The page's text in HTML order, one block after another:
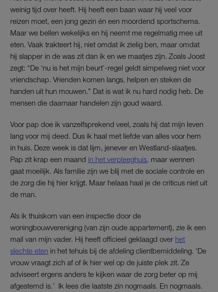
weinig tijd over heeft. Hij heeft een baan waar hij veel voor
reizen moet, een jong gezin én een moordend sportschema.
Maar we bellen wekelijks en hij neemt me regelmatig mee uit
eten. Vaak trakteert hij, niet omdat ik zielig ben, maar omdat
hij slapper in de was zit dan ik en we maatjes zijn. Zoals Joost
zegt: “De ‘nu is het mijn beurt’-regel geldt simpelweg niet voor
vriendschap. Vrienden komen langs, helpen en steken de
handen uit hun mouwen.” Dat is wat ik nu hard nodig heb. De
mensen die daarnaar handelen zijn goud waard.
Voor pap doe ik vanzelfsprekend veel, zoals hij dat mijn leven
lang voor mij deed. Dus ik haal met liefde van alles voor hem
in huis. Deze week is dat lijm, jenever en Westland-slaatjes.
Pap zit krap een maand in het verpleeghuis, maar wennen
gaat moeilijk. Als familie zijn we blij met de sociale controle en
de zorg die hij hier krijgt. Maar helaas haal je de criticus niet uit
de man.
Als ik thuiskom van een inspectie door de
woningbouwvereniging (van zijn oude appartement), zie ik een
mail van mijn vader. Hij heeft officieel geklaagd over het
slechte eten in het tehuis bij de afdeling clientbemiddeling. ‘De
vrouw vraagt zich af of ik hier wel op de juiste plek zit. Ze
adviseert ergens anders te kijken waar de zorg beter op mij
afgestemd is.’ Ik lees die laatste zin nogmaals. En nogmaals.